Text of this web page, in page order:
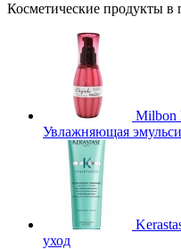
Косметические продукты в
Milbon
Увлажняющая
уход